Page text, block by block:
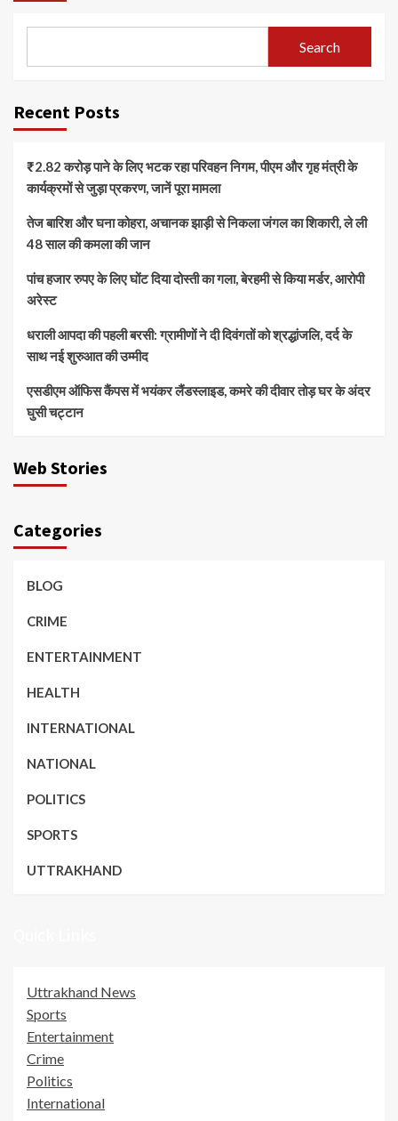
Search
Recent Posts
₹2.82 करोड़ पाने के लिए भटक रहा परिवहन निगम, पीएम और गृह मंत्री के
कार्यक्रमों से जुड़ा प्रकरण, जानें पूरा मामला
तेज बारिश और घना कोहरा, अचानक झाड़ी से निकला जंगल का शिकारी, ले ली
48 साल की कमला की जान
पांच हजार रुपए के लिए घोंट दिया दोस्ती का गला, बेरहमी से किया मर्डर, आरोपी
अरेस्ट
धराली आपदा की पहली बरसी: ग्रामीणों ने दी दिवंगतों को श्रद्धांजलि, दर्द के
साथ नई शुरुआत की उम्मीद
एसडीएम ऑफिस कैंपस में भयंकर लैंडस्लाइड, कमरे की दीवार तोड़ घर के अंदर
घुसी चट्टान
Web Stories
Categories
BLOG
CRIME
ENTERTAINMENT
HEALTH
INTERNATIONAL
NATIONAL
POLITICS
SPORTS
UTTRAKHAND
Uttrakhand News
Sports
Entertainment
Crime
Politics
International